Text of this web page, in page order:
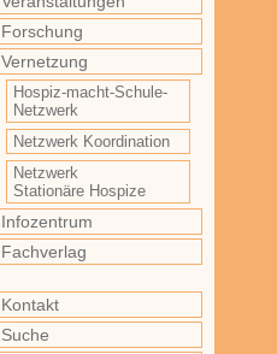
Forschung
Vernetzung
Hospiz-macht-Schule-
Netzwerk
Netzwerk Koordination
Netzwerk
Stationäre Hospize
Infozentrum
Fachverlag
Kontakt
Suche